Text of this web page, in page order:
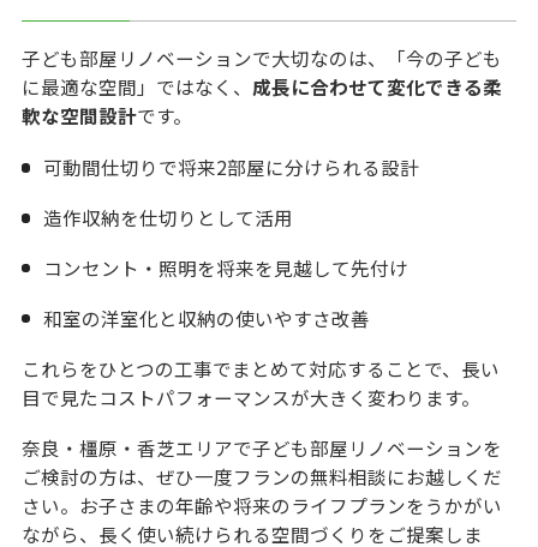
子ども部屋リノベーションで大切なのは、「今の子ども
に最適な空間」ではなく、 成長に合わせて変化できる柔
軟な空間設計です。
可動間仕切りで将来2部屋に分けられる設計
造作収納を仕切りとして活用
コンセント・照明を将来を見越して先付け
和室の洋室化と収納の使いやすさ改善
これらをひとつの工事でまとめて対応することで、長い
目で見たコストパフォーマンスが大きく変わります。
奈良・橿原・香芝エリアで子ども部屋リノベーションを
ご検討の方は、ぜひ一度フランの無料相談にお越しくだ
さい。お子さまの年齢や将来のライフプランをうかがい
ながら、長く使い続けられる空間づくりをご提案しま